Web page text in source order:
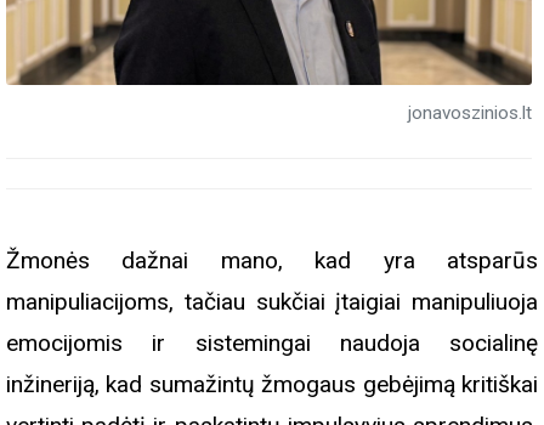
jonavoszinios.lt
Žmonės dažnai mano, kad yra atsparūs
manipuliacijoms, tačiau sukčiai įtaigiai manipuliuoja
emocijomis ir sistemingai naudoja socialinę
inžineriją, kad sumažintų žmogaus gebėjimą kritiškai